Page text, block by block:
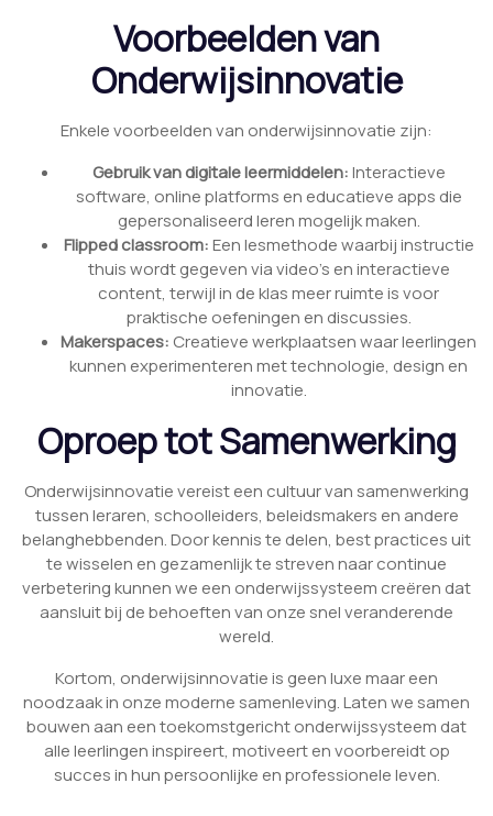
Voorbeelden van
Onderwijsinnovatie
Enkele voorbeelden van onderwijsinnovatie zijn:
Gebruik van digitale leermiddelen:Interactieve
software, online platforms en educatieve apps die
gepersonaliseerd leren mogelijk maken.
Flipped classroom:Een lesmethode waarbij instructie
thuis wordt gegeven via video’s en interactieve
content, terwijl in de klas meer ruimte is voor
praktische oefeningen en discussies.
Makerspaces: Creatieve werkplaatsen waar leerlingen
kunnen experimenteren met technologie, design en
innovatie.
Oproep tot Samenwerking
Onderwijsinnovatie vereist een cultuur van samenwerking
tussen leraren, schoolleiders, beleidsmakers en andere
belanghebbenden. Door kennis te delen, best practices uit
te wisselen en gezamenlijk te streven naar continue
verbetering kunnen we een onderwijssysteem creëren dat
aansluit bij de behoeften van onze snel veranderende
wereld.
Kortom, onderwijsinnovatie is geen luxe maar een
noodzaak in onze moderne samenleving. Laten we samen
bouwen aan een toekomstgericht onderwijssysteem dat
alle leerlingen inspireert, motiveert en voorbereidt op
succes in hun persoonlijke en professionele leven.